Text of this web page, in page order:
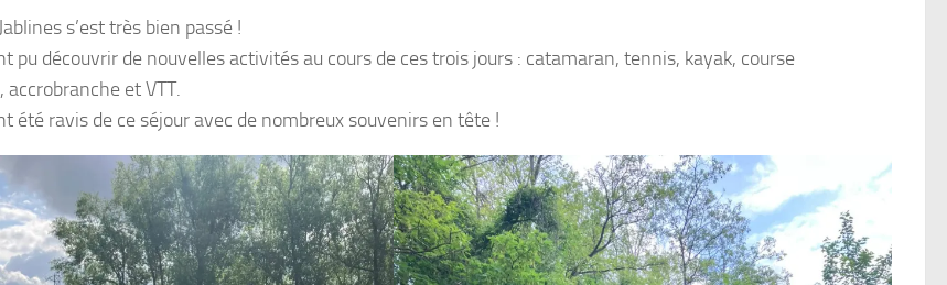
s’est très bien passé !
pu découvrir de nouvelles activités au cours de ces trois jours : catamaran, tennis, kayak, course
accrobranche et VTT.
été ravis de ce séjour avec de nombreux souvenirs en tête !